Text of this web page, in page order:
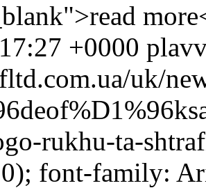
+0000
uk/
rukhu-ta-
font-family: